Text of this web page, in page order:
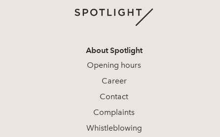
About Spotlight
Opening hours
Career
Contact
Complaints
Whistleblowing